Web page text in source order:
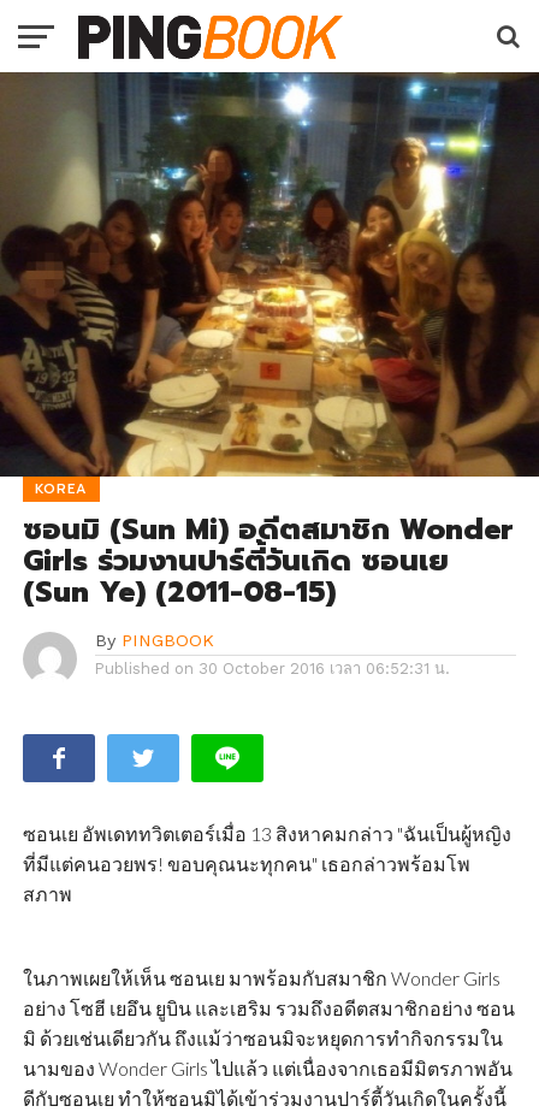
KOREA
ซอนมิ (Sun Mi) อดีตสมาชิก Wonder
Girls ร่วมงานปาร์ตี้วันเกิด ซอนเย
(Sun Ye) (2011-08-15)
By PINGBOOK
Published on 30 October 2016 เวลา 06:52:31 น.
ซอนเย อัพเดททวิตเตอร์เมื่อ 13 สิงหาคมกล่าว "ฉันเป็นผู้หญิง
ที่มีแต่คนอวยพร! ขอบคุณนะทุกคน" เธอกล่าวพร้อมโพ
สภาพ
ในภาพเผยให้เห็น ซอนเย มาพร้อมกับสมาชิก Wonder Girls
อย่าง โซฮี เยอึน ยูบิน และเฮริม รวมถึงอดีตสมาชิกอย่าง ซอน
มิ ด้วยเช่นเดียวกัน ถึงแม้ว่าซอนมิจะหยุดการทำกิจกรรมใน
นามของ Wonder Girls ไปแล้ว แต่เนื่องจากเธอมีมิตรภาพอัน
ดีกับซอนเย ทำให้ซอนมิได้เข้าร่วมงานปาร์ตี้วันเกิดในครั้งนี้